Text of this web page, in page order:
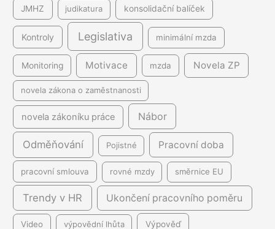
JMHZ judikatura konsolidační balíček
Kontroly Legislativa minimální mzda
Monitoring Motivace mzda Novela ZP
novela zákona o zaměstnanosti
novela zákoníku práce Nábor
Odměňování Pojistné Pracovní doba
pracovní smlouva rovné mzdy směrnice EU
Trendy v HR Ukončení pracovního poměru
Video výpovědní lhůta Výpověď